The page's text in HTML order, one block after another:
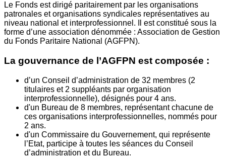
Le Fonds est dirigé paritairement par les organisations
patronales et organisations syndicales représentatives au
niveau national et interprofessionnel. Il est constitué sous la
forme d’une association dénommée : Association de Gestion
du Fonds Paritaire National (AGFPN).
La gouvernance de l’AGFPN est composée :
d’un Conseil d’administration de 32 membres (2
titulaires et 2 suppléants par organisation
interprofessionnelle), désignés pour 4 ans.
d'un Bureau de 8 membres, représentant chacune de
ces organisations interprofessionnelles, nommés pour
2 ans.
d'un Commissaire du Gouvernement, qui représente
l’Etat, participe à toutes les séances du Conseil
d’administration et du Bureau.